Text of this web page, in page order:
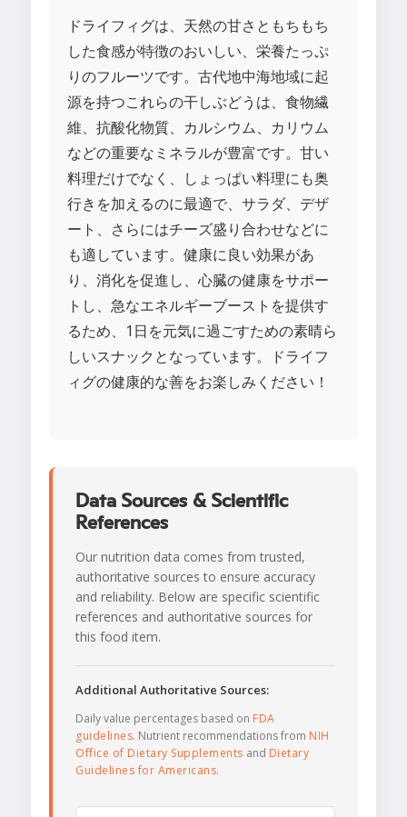
ドライフィグは、天然の甘さともちもち
した食感が特徴のおいしい、栄養たっぷ
りのフルーツです。古代地中海地域に起
源を持つこれらの干しぶどうは、食物繊
維、抗酸化物質、カルシウム、カリウム
などの重要なミネラルが豊富です。甘い
料理だけでなく、しょっぱい料理にも奥
行きを加えるのに最適で、サラダ、デザ
ート、さらにはチーズ盛り合わせなどに
も適しています。健康に良い効果があ
り、消化を促進し、心臓の健康をサポー
トし、急なエネルギーブーストを提供す
るため、1日を元気に過ごすための素晴ら
しいスナックとなっています。ドライフ
ィグの健康的な善をお楽しみください！
Data Sources & Scientific
References
Our nutrition data comes from trusted,
authoritative sources to ensure accuracy
and reliability. Below are specific scientific
references and authoritative sources for
this food item.
Additional Authoritative Sources:
Daily value percentages based on FDA
guidelines. Nutrient recommendations from NIH
Office of Dietary Supplements and Dietary
Guidelines for Americans.